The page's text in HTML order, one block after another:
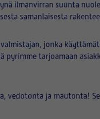
ilmanvirran suunta
samanlaisesta
jonka
tarjoamaan
vedotonta ja mautonta!